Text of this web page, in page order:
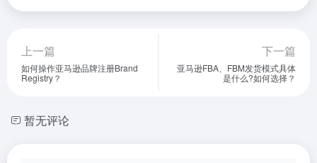
上一篇
如何操作亚马逊品牌注册Brand
Registry？
下一篇
亚马逊FBA、FBM发货模式具体
是什么?如何选择？
暂无评论